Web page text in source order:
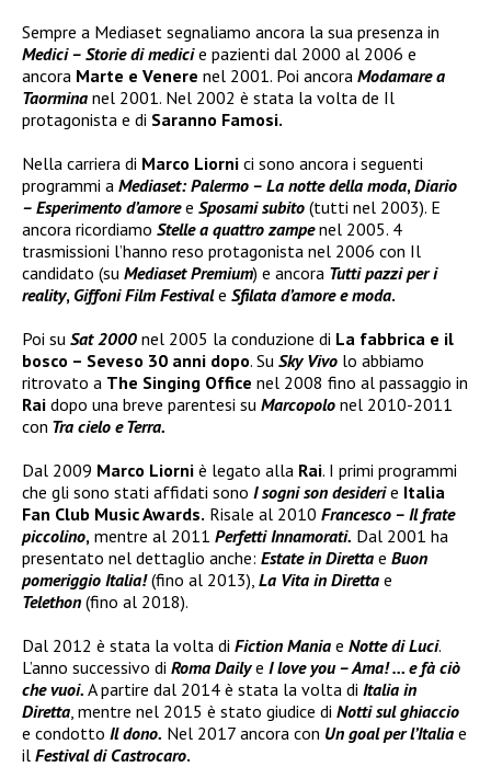
Sempre a Mediaset segnaliamo ancora la sua presenza in
Medici – Storie di medicie pazienti dal 2000 al 2006 e
ancora Marte e Venere nel 2001. Poi ancora Modamare a
Taormina nel 2001. Nel 2002 è stata la volta de Il
protagonista e di Saranno Famosi.
Nella carriera di Marco Liorni ci sono ancora i seguenti
programmi a Mediaset: Palermo – La notte della moda, Diario
– Esperimento d’amoree Sposami subito (tutti nel 2003). E
ancora ricordiamo Stelle a quattro zampenel 2005. 4
trasmissioni l’hanno reso protagonista nel 2006 con Il
candidato (su Mediaset Premium) e ancora Tutti pazzi per i
reality, Giffoni Film Festival e Sfilata d’amore e moda.
Poi su Sat 2000 nel 2005 la conduzione di La fabbrica e il
bosco – Seveso 30 anni dopo. Su Sky Vivo lo abbiamo
ritrovato a The Singing Office nel 2008 fino al passaggio in
Rai dopo una breve parentesi su Marcopolo nel 2010-2011
con Tra cielo e Terra.
Dal 2009 Marco Liorni è legato alla Rai. I primi programmi
che gli sono stati affidati sono I sogni son desiderie Italia
Fan Club Music Awards. Risale al 2010 Francesco – Il frate
piccolino, mentre al 2011 Perfetti Innamorati. Dal 2001 ha
presentato nel dettaglio anche: Estate in Diretta e Buon
pomeriggio Italia!(fino al 2013), La Vita in Diretta e
Telethon (fino al 2018).
Dal 2012 è stata la volta di Fiction Mania e Notte di Luci.
L’anno successivo di Roma Dailye I love you – Ama! … e fà ciò
che vuoi. A partire dal 2014 è stata la volta di Italia in
Diretta , mentre nel 2015 è stato giudice di Notti sul ghiaccio
e condotto Il dono. Nel 2017 ancora con Un goal per l’Italia e
il Festival di Castrocaro.